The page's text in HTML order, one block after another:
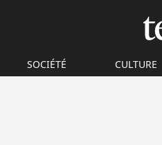
SOCIÉTÉ CULTURE